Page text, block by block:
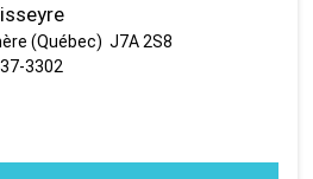
(Québec) J7A 2S8